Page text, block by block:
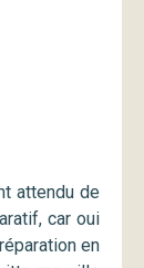
attendu de
car oui
en